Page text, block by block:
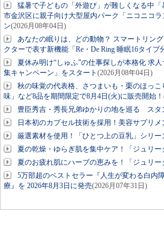
猛暑で子どもの「外遊び」が難しくなる中
市金沢区に親子向け大型屋内パーク「ニコニコ
ン(2026月08年04日)
あなたの眠りは、どの動物？ スマートリン
クターで表す新機能「Re・De Ring 睡眠16タイプ
夏休み明け“しゅふ”の仕事探しが本格化 求
集キャンペーン」をスタート (2026月08年04日)
秋の味覚の代表格、さつまいも・栗のほっ
味」など8品を期間限定で8月4日(火)に販売開始！
豊臣秀吉・秀長兄弟ゆかりの地を巡る スタ
日本初のカプセル技術を採用！美容サプリメ
厳選素材を使用！「ひとつ上の豆乳」シリ
夏の乾燥・ゆらぎ肌を集中ケア！「ジュリ
夏のお疲れ肌にハーブの恵みを！「ジュリ
5万部超のベストセラー『人生が変わる白内
療』を 2026年8月3日に発売(2026月07年31日)